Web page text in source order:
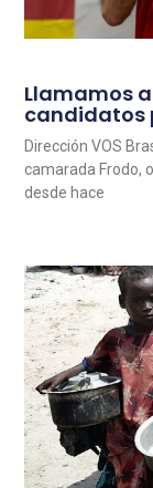
Llamamos
candidatos
Dirección VOS
camarada Frodo,
desde hace